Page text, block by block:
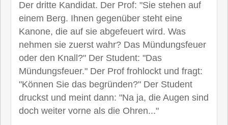
Der dritte Kandidat. Der Prof: "Sie stehen auf
einem Berg. Ihnen gegenüber steht eine
Kanone, die auf sie abgefeuert wird. Was
nehmen sie zuerst wahr? Das Mündungsfeuer
oder den Knall?" Der Student: "Das
Mündungsfeuer." Der Prof frohlockt und fragt:
"Können Sie das begründen?" Der Student
druckst und meint dann: "Na ja, die Augen sind
doch weiter vorne als die Ohren..."